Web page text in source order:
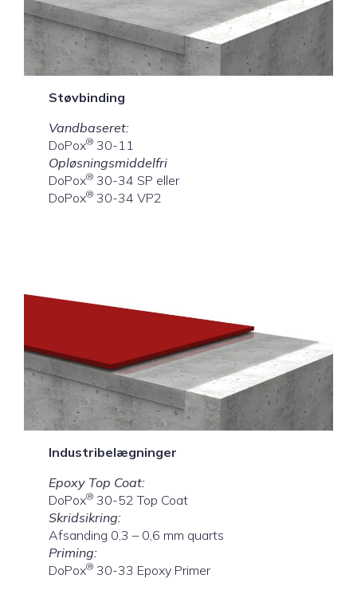
Støvbinding
Vandbaseret:
DoPox® 30-11
Opløsningsmiddelfri
DoPox® 30-34 SP eller
DoPox® 30-34 VP2
Industribelægninger
Epoxy Top Coat:
DoPox® 30-52 Top Coat
Skridsikring:
Afsanding 0,3 – 0,6 mm quarts
Priming:
DoPox® 30-33 Epoxy Primer